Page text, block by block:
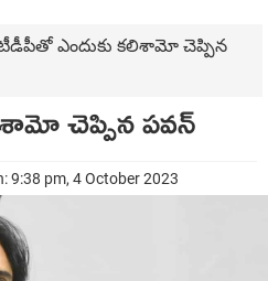
ఎందుకు కలిశామో చెప్పిన
చెప్పిన పవన్
9:38 pm, 4 October 2023